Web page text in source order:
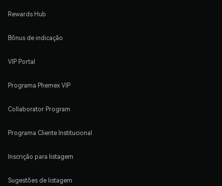
Rewards Hub
Bônus de indicação
VIP Portal
Programa Phemex VIP
Collaborator Program
Programa Cliente Institucional
Inscrição para listagem
Sugestões de listagem